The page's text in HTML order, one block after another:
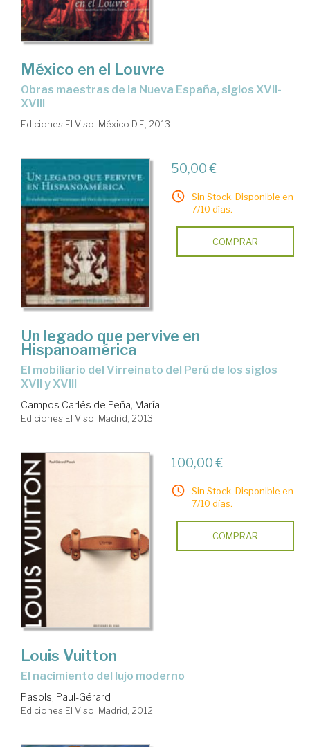
México en el Louvre
obras maestras de la Nueva España, siglos XVII-
XVIII
Ediciones El Viso. México D.F., 2013
50,00 €
Sin Stock. Disponible en
7/10 días.
COMPRAR
Un legado que pervive en
Hispanoamérica
el mobiliario del Virreinato del Perú de los siglos
XVII y XVIII
Campos Carlés de Peña, María
Ediciones El Viso. Madrid, 2013
100,00 €
Sin Stock. Disponible en
7/10 días.
COMPRAR
Louis Vuitton
el nacimiento del lujo moderno
Pasols, Paul-Gérard
Ediciones El Viso. Madrid, 2012